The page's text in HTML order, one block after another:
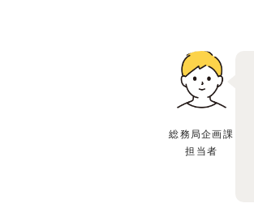
総務局企画課
担当者